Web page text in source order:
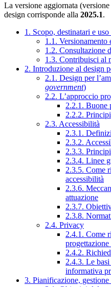
La versione aggiornata
design corrisponde alla 2025.1.
1. Scopo, destinatari e
1.1. Versionamento
1.2. Consultazione
1.3. Contribuisci al
2. Introduzione al design
2.1. Design per
government)
2.2. L’approccio
2.2.1. Buone
2.2.2. Principi
2.3. Accessibilità
2.3.1.
2.3.2.
2.3.3.
2.3.4. Linee
2.3.5. Come
accessibilità
2.3.6.
attuazione
2.3.7.
2.3.8.
2.4. Privacy
2.4.1. Come
2.4.2.
2.4.3. Le
informativa
3. Pianificazione, gestione